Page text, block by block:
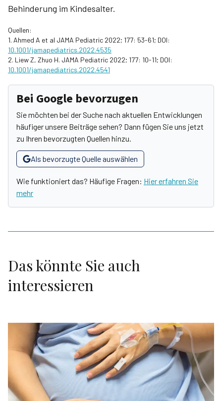
Behinderung im Kindesalter.
Quellen:
1. Ahmed A et al JAMA Pediatric 2022; 177: 53-61; DOI:
10.1001/jamapediatrics.2022.4535
2. Liew Z, Zhuo H. JAMA Pediatric 2022; 177: 10-11; DOI:
10.1001/jamapediatrics.2022.4541
Bei Google bevorzugen
Sie möchten bei der Suche nach aktuellen Entwicklungen
häufiger unsere Beiträge sehen? Dann fügen Sie uns jetzt
zu Ihren bevorzugten Quellen hinzu.
Als bevorzugte Quelle auswählen
Wie funktioniert das? Häufige Fragen: Hier erfahren Sie
mehr
Das könnte Sie auch
interessieren